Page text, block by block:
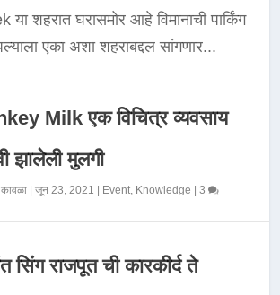
शहरात घरासमोर आहे विमानाची पार्किंग
एका अशा शहराबद्दल सांगणार...
Milk एक विचित्र व्यवसाय
झालेली मुलगी
|जून 23, 2021 Event, Knowledge |3
सिंग राजपूत ची कारकीर्द ते